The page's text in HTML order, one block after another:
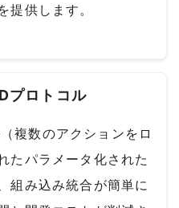
提供します。
プロトコル
複数のアクションをロ
たパラメータ化された
組み込み統合が簡単に